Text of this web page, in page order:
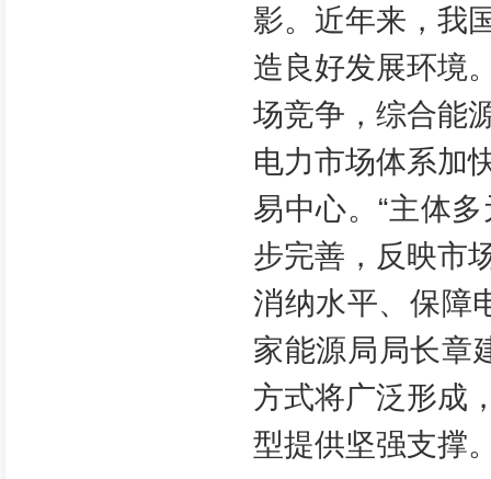
影。近年来，我
造良好发展环境
场竞争，综合能
电力市场体系加
易中心。“主体
步完善，反映市
消纳水平、保障
家能源局局长章
方式将广泛形成
型提供坚强支撑